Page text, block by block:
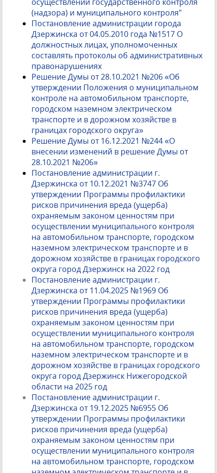
(надзора) и муниципального контроля"
Постановление администрации города
Дзержинска от 04.05.2010 года №1517 О
должностных лицах, уполномоченных
составлять протоколы об административных
правонарушениях
Решение Думы от 28.10.2021 №206 «Об
утверждении Положения о муниципальном
контроле на автомобильном транспорте,
городском наземном электрическом
транспорте и в дорожном хозяйстве в
границах городского округа»
Решение Думы от 16.12.2021 №244 «О
внесении изменений в решение Думы от
28.10.2021 №206»
Постановление администрации г.
Дзержинска от 10.12.2021 №3747 Об
утверждении Программы профилактики
рисков причинения вреда (ущерба)
охраняемым законом ценностям при
осуществлении муниципального контроля
на автомобильном транспорте, городском
наземном электрическом транспорте и в
дорожном хозяйстве в границах городского
округа город Дзержинск на 2022 год
Постановление администрации г.
Дзержинска от 11.04.2025 №1969 Об
утверждении Программы профилактики
рисков причинения вреда (ущерба)
охраняемым законом ценностям при
осуществлении муниципального контроля
на автомобильном транспорте, городском
наземном электрическом транспорте и в
дорожном хозяйстве в границах городского
округа город Дзержинск Нижегородской
области на 2025 год
Постановление администрации г.
Дзержинска от 19.12.2025 №6955 Об
утверждении Программы профилактики
рисков причинения вреда (ущерба)
охраняемым законом ценностям при
осуществлении муниципального контроля
на автомобильном транспорте, городском